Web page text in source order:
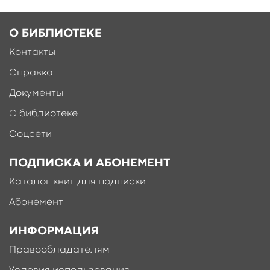
отношениями в ученических и
профессиональных группах. Учебное
бизнес-тренерам, руководителям
коммерческих и бюджетно-ориентированных
собственное грамотное социальное
поведение.
О БИБЛИОТЕКЕ
Контакты
Справка
Документы
О библиотеке
Соцсети
ПОДПИСКА И АБОНЕМЕНТ
Каталог книг для подписки
Абонемент
ИНФОРМАЦИЯ
Правообладателям